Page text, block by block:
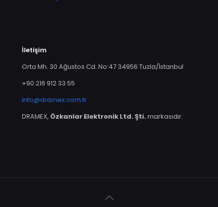
İletişim
Orta Mh. 30 Ağustos Cd. No:47 34956 Tuzla/İstanbul
+90 216 912 33 55
info@dramex.com.tr
DRAMEX, Özkanlar Elektronik Ltd. Şti. markasıdır.